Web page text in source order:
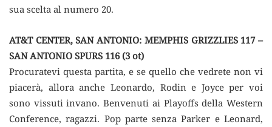
sua scelta al numero 20.
AT&T CENTER, SAN ANTONIO: MEMPHIS GRIZZLIES 117 –
SAN ANTONIO SPURS 116 (3 ot)
Procuratevi questa partita, e se quello che vedrete non vi
piacerà, allora anche Leonardo, Rodin e Joyce per voi
sono vissuti invano. Benvenuti ai Playoffs della Western
Conference, ragazzi. Pop parte senza Parker e Leonard,